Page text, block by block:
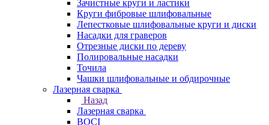
Зачистные круги и ластики
Круги фибровые шлифовальные
Лепестковые шлифовальные круги и диски
Насадки для граверов
Отрезные диски по дереву
Полировальные насадки
Точила
Чашки шлифовальные и обдирочные
Лазерная сварка
Назад
Лазерная сварка
BOCI